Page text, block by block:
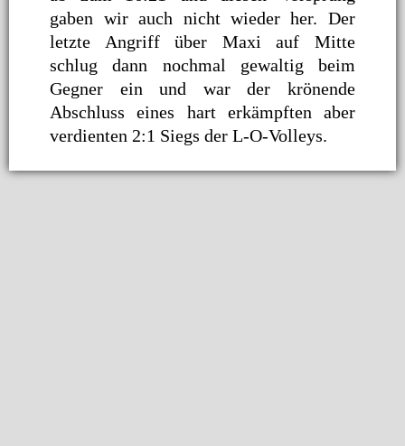
gaben wir auch nicht wieder her. Der
letzte Angriff über Maxi auf Mitte
schlug dann nochmal gewaltig beim
Gegner ein und war der krönende
Abschluss eines hart erkämpften aber
verdienten 2:1 Siegs der L-O-Volleys.